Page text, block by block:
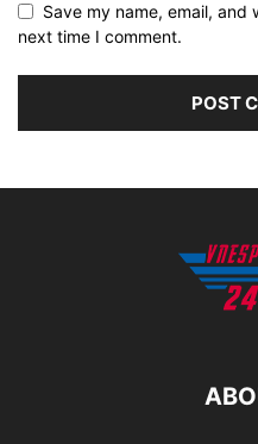
Save my name, email,
next time I comment.